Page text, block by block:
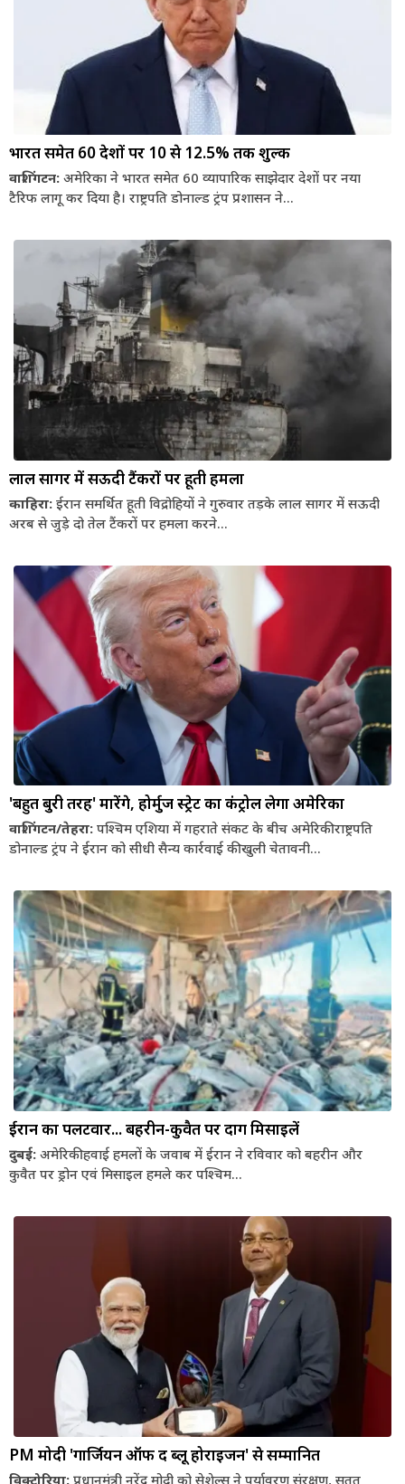
भारत समेत 60 देशों पर 10 से 12.5% तक शुल्क
वाशिंगटन: अमेरिका ने भारत समेत 60 व्यापारिक साझेदार देशों पर नया
टैरिफ लागू कर दिया है। राष्ट्रपति डोनाल्ड ट्रंप प्रशासन ने...
लाल सागर में सऊदी टैंकरों पर हूती हमला
काहिरा: ईरान समर्थित हूती विद्रोहियों ने गुरुवार तड़के लाल सागर में सऊदी
अरब से जुड़े दो तेल टैंकरों पर हमला करने...
'बहुत बुरी तरह' मारेंगे, होर्मुज स्ट्रेट का कंट्रोल लेगा अमेरिका
वाशिंगटन/तेहरा: पश्चिम एशिया में गहराते संकट के बीच अमेरिकी राष्ट्रपति
डोनाल्ड ट्रंप ने ईरान को सीधी सैन्य कार्रवाई की खुली चेतावनी...
ईरान का पलटवार... बहरीन-कुवैत पर दागीं मिसाइलें
दुबई: अमेरिकी हवाई हमलों के जवाब में ईरान ने रविवार को बहरीन और
कुवैत पर ड्रोन एवं मिसाइल हमले कर पश्चिम...
PM मोदी 'गार्जियन ऑफ द ब्लू होराइजन' से सम्मानित
विक्टोरिया: प्रधानमंत्री नरेंद्र मोदी को सेशेल्स ने पर्यावरण संरक्षण, सतत